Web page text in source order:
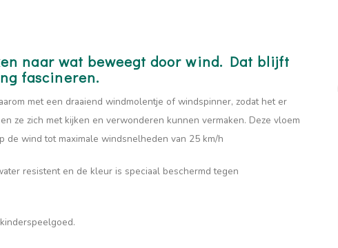
naar wat beweegt door wind. Dat blijft
fascineren.
met een draaiend windmolentje of windspinner, zodat het er
ze zich met kijken en verwonderen kunnen vermaken. Deze vloem
de wind tot maximale windsnelheden van 25 km/h
resistent en de kleur is speciaal beschermd tegen